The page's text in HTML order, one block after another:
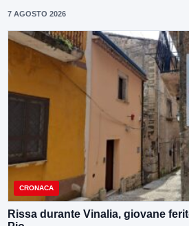
7 AGOSTO 2026
CRONACA
Rissa durante Vinalia, giovane